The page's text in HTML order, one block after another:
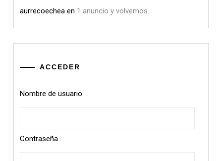
aurrecoechea en 1 anuncio y volvemos.
ACCEDER
Nombre de usuario
Contraseña